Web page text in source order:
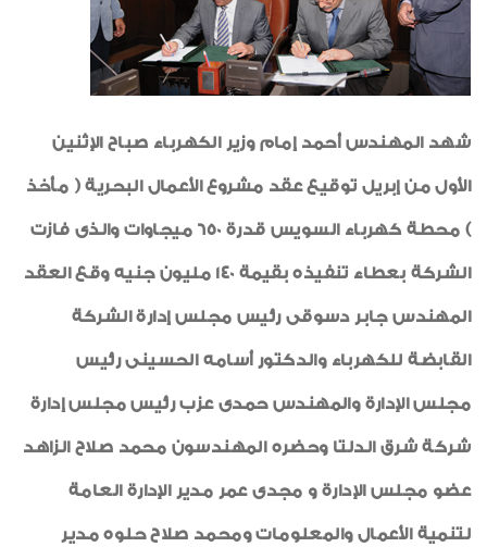
خواطر ايمانية
طبيب الاسرة
الواحة
شهد المهندس أحمد إمام وزير الكهرباء صباح الإثنين
الأول من إبريل توقيع عقد مشروع الأعمال البحرية ( مأخذ
) محطة كهرباء السويس قدرة 650 ميجاوات والذى فازت
الشركة بعطاء تنفيذه بقيمة 140 مليون جنيه وقع العقد
المهندس جابر دسوقى رئيس مجلس إدارة الشركة
القابضة للكهرباء والدكتور أسامه الحسينى رئيس
مجلس الإدارة والمهندس حمدى عزب رئيس مجلس إدارة
شركة شرق الدلتا وحضره المهندسون محمد صلاح الزاهد
عضو مجلس الإدارة و مجدى عمر مدير الإدارة العامة
لتنمية الأعمال والمعلومات ومحمد صلاح حلوه مدير